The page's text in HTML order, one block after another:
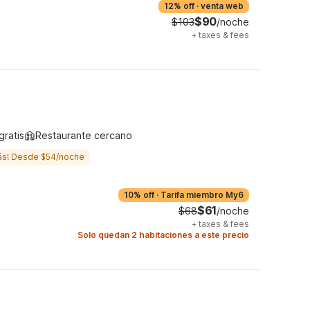
12% off · venta web
$103$90/noche
+ taxes & fees
Restaurante cercano
Desde $54/noche
10% off · Tarifa miembro My6
$68$61/noche
+ taxes & fees
Solo quedan 2 habitaciones a este precio